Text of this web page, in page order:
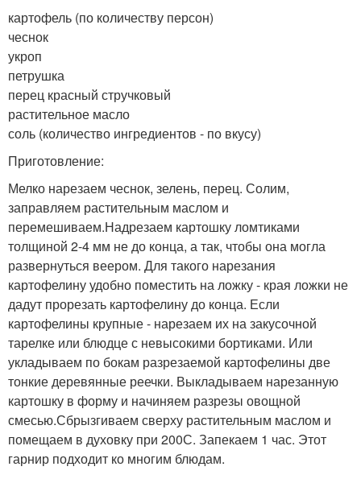
картофель (по количеству персон)
чеснок
укроп
петрушка
перец красный стручковый
растительное масло
соль (количество ингредиентов - по вкусу)
Приготовление:
Мелко нарезаем чеснок, зелень, перец. Солим,
заправляем растительным маслом и
перемешиваем.Надрезаем картошку ломтиками
толщиной 2-4 мм не до конца, а так, чтобы она могла
развернуться веером. Для такого нарезания
картофелину удобно поместить на ложку - края ложки не
дадут прорезать картофелину до конца. Если
картофелины крупные - нарезаем их на закусочной
тарелке или блюдце с невысокими бортиками. Или
укладываем по бокам разрезаемой картофелины две
тонкие деревянные реечки. Выкладываем нарезанную
картошку в форму и начиняем разрезы овощной
смесью.Сбрызгиваем сверху растительным маслом и
помещаем в духовку при 200С. Запекаем 1 час. Этот
гарнир подходит ко многим блюдам.